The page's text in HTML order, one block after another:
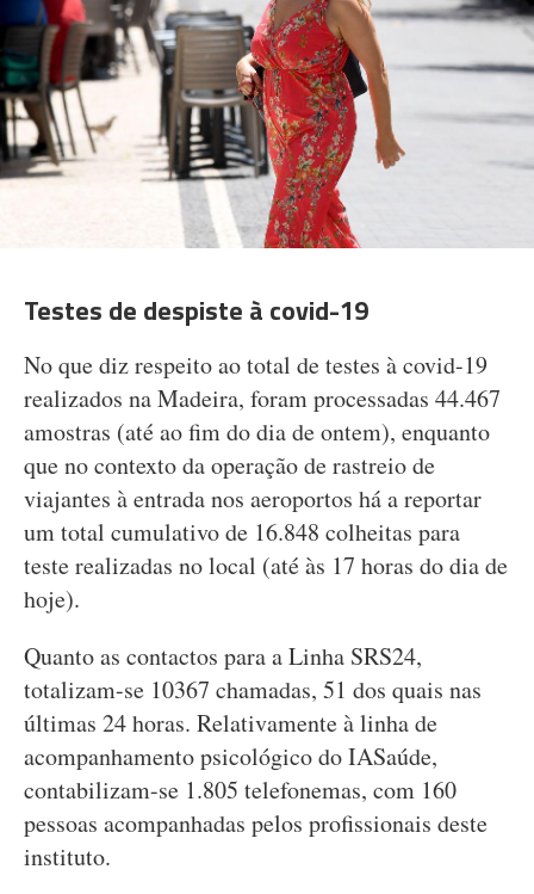
Testes de despiste à covid-19
No que diz respeito ao total de testes à covid-19
realizados na Madeira, foram processadas 44.467
amostras (até ao fim do dia de ontem), enquanto
que no contexto da operação de rastreio de
viajantes à entrada nos aeroportos há a reportar
um total cumulativo de 16.848 colheitas para
teste realizadas no local (até às 17 horas do dia de
hoje).
Quanto as contactos para a Linha SRS24,
totalizam-se 10367 chamadas, 51 dos quais nas
últimas 24 horas. Relativamente à linha de
acompanhamento psicológico do IASaúde,
contabilizam-se 1.805 telefonemas, com 160
pessoas acompanhadas pelos profissionais deste
instituto.